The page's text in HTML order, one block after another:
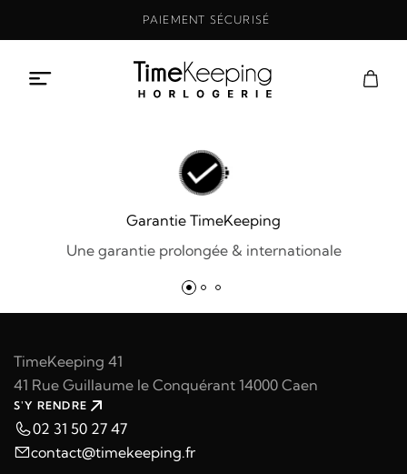
PAIEMENT SÉCURISÉ
Garantie TimeKeeping
Une garantie prolongée & internationale
TimeKeeping 41
41 Rue Guillaume le Conquérant 14000 Caen
S'Y RENDRE
02 31 50 27 47
contact@timekeeping.fr